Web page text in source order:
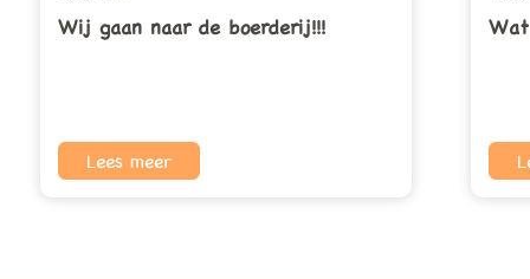
Wij gaan naar de boerderij!!!
Lees meer